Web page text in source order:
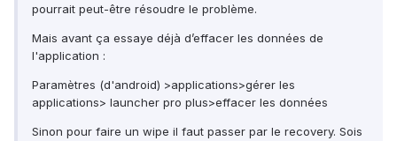
pourrait peut-être résoudre le problème.
Mais avant ça essaye déjà d’effacer les données de
l'application :
Paramètres (d'android) >applications>gérer les
applications> launcher pro plus>effacer les données
Sinon pour faire un wipe il faut passer par le recovery. Sois